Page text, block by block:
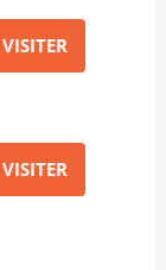
VISITER
VISITER